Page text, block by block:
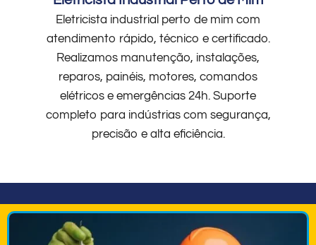
Eletricista industrial perto de mim com
atendimento rápido, técnico e certificado.
Realizamos manutenção, instalações,
reparos, painéis, motores, comandos
elétricos e emergências 24h. Suporte
completo para indústrias com segurança,
precisão e alta eficiência.